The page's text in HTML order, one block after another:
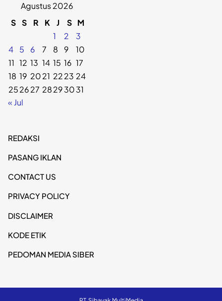
Agustus 2026
S S R K J S M
1
2
3
4
5 6 7 8 9
10
11 12 13 14 15 16 17
18 19 2021 2223 24
252627 28293031
« Jul
REDAKSI
PASANG IKLAN
CONTACT US
PRIVACY POLICY
DISCLAIMER
KODE ETIK
PEDOMAN MEDIA SIBER